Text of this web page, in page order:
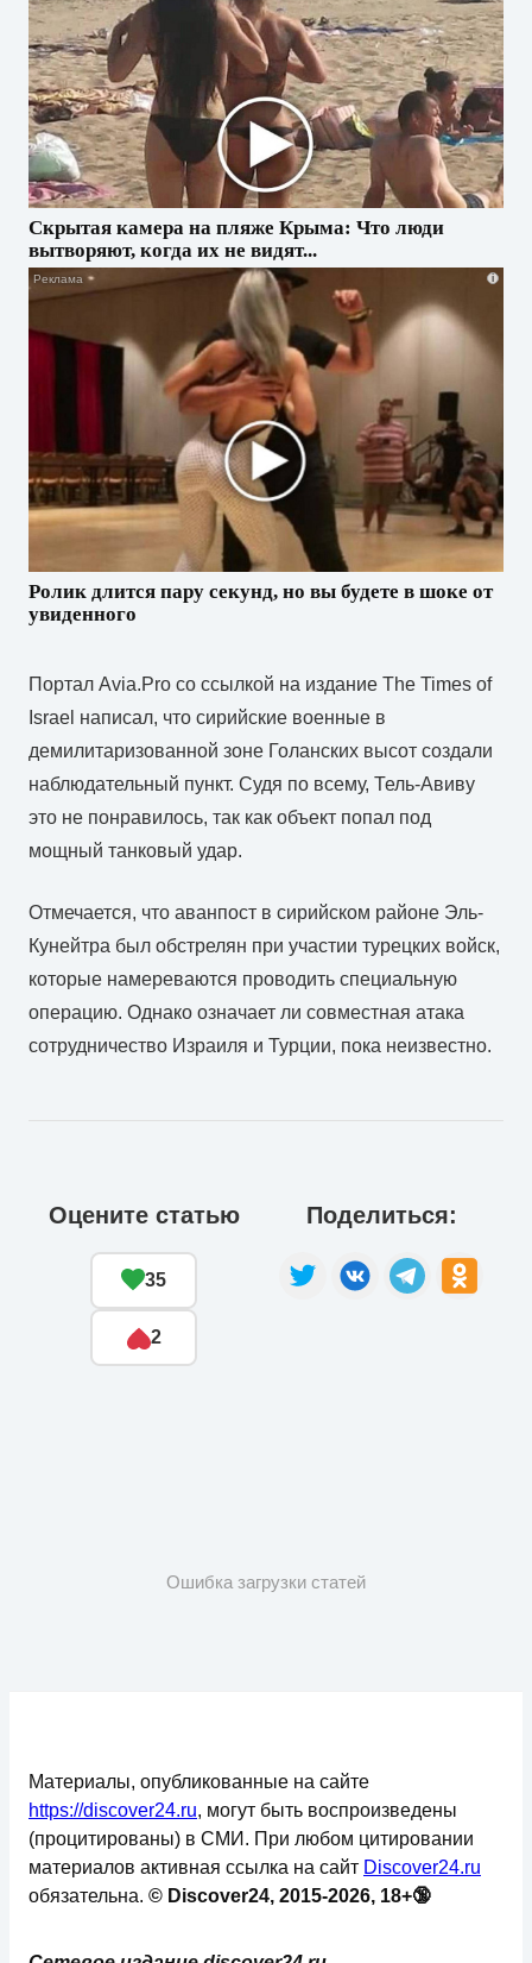
Скрытая камера на пляже Крыма: Что люди
вытворяют, когда их не видят...
i
Ролик длится пару секунд, но вы будете в шоке от
увиденного
Портал Avia.Pro со ссылкой на издание The Times of
Israel написал, что сирийские военные в
демилитаризованной зоне Голанских высот создали
наблюдательный пункт. Судя по всему, Тель-Авиву
это не понравилось, так как объект попал под
мощный танковый удар.
Отмечается, что аванпост в сирийском районе Эль-
Кунейтра был обстрелян при участии турецких войск,
которые намереваются проводить специальную
операцию. Однако означает ли совместная атака
сотрудничество Израиля и Турции, пока неизвестно.
Оцените статью
35
2
Поделиться:
Ошибка загрузки статей
Материалы, опубликованные на сайте
https://discover24.ru, могут быть воспроизведены
(процитированы) в СМИ. При любом цитировании
материалов активная ссылка на сайт Discover24.ru
обязательна. © Discover24, 2015-2026, 18+🔞